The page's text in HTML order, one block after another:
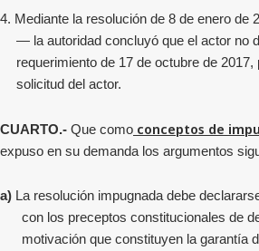
4. Mediante la resolución de 8 de enero de
— la autoridad concluyó que el actor no
requerimiento de 17 de octubre de
solicitud del actor.
CUARTO.- Que como conceptos de
expuso en su demanda los argumentos
a) La resolución impugnada debe
con los preceptos constitucionales de
motivación que constituyen la garantía